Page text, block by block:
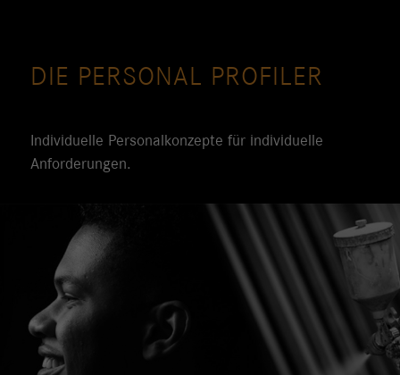
DIE PERSONAL PROFILER
Individuelle Personalkonzepte für individuelle
Anforderungen.